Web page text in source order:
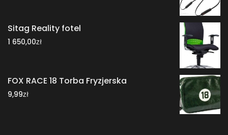
Sitag Reality fotel
1 650,00zł
FOX RACE 18 Torba Fryzjerska
9,99zł